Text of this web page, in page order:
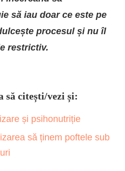
să iau doar ce este pe
procesul și nu îl
restrictiv.
să citești/vezi și:
și psihonutriție
să ținem poftele sub